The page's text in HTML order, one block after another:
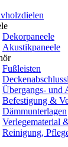
Dekorpaneele
Akustikpaneele
Fußleisten
Übergangs- und
Befestigung &
Dämmunterlagen
Verlegematerial
Reinigung,